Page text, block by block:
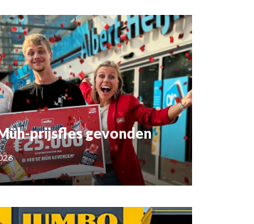
prijsfles gevonden